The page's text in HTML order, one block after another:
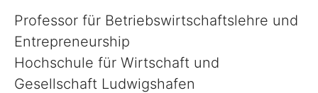
Professor für Betriebswirtschaftslehre und
Entrepreneurship
Hochschule für Wirtschaft und
Gesellschaft Ludwigshafen